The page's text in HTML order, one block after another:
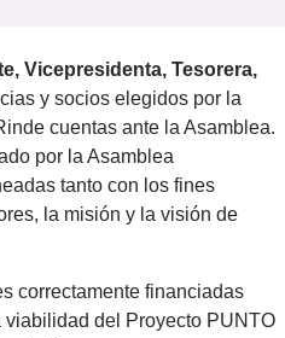
Vicepresidenta, Tesorera,
y socios elegidos por la
cuentas ante la Asamblea.
por la Asamblea
tanto con los fines
la misión y la visión de
correctamente financiadas
del Proyecto PUNTO